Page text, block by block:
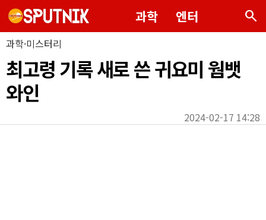
과학 엔터 search
과학·미스터리
최고령 기록 새로 쓴 귀요미 웜뱃
와인
2024-02-17 14:28